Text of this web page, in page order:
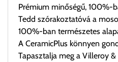
Prémium minőségű, 100%-
Tedd szórakoztatóvá a
100%-ban természetes
A CeramicPlus könnyen
Tapasztalja meg a Villeroy